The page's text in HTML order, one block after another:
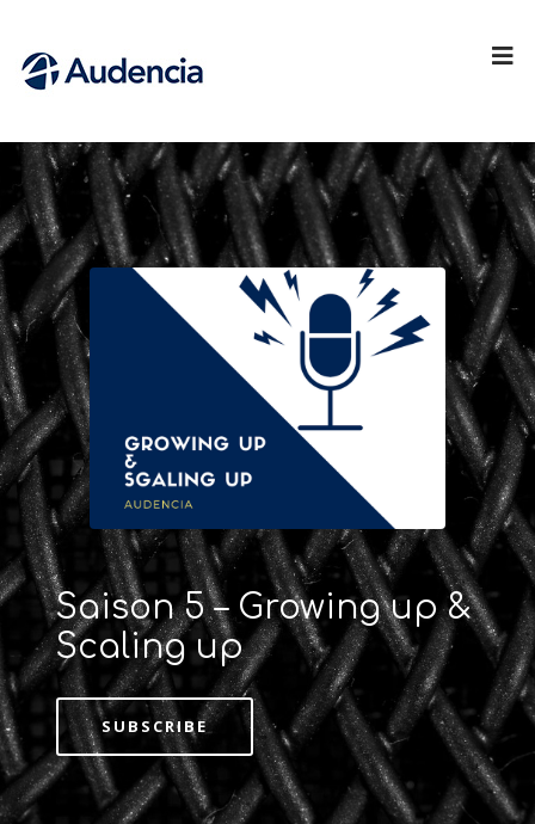
Saison 5 – Growing up &
Scaling up
SUBSCRIBE